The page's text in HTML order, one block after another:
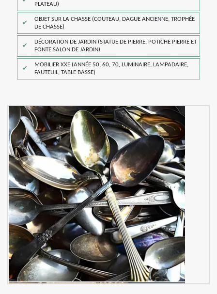
PLATEAU)
OBJET SUR LA CHASSE (COUTEAU, DAGUE ANCIENNE, TROPHÉE
DE CHASSE)
DÉCORATION DE JARDIN (STATUE DE PIERRE, POTICHE PIERRE ET
FONTE SALON DE JARDIN)
MOBILIER XXE (ANNÉE 50, 60, 70, LUMINAIRE, LAMPADAIRE,
FAUTEUIL, TABLE BASSE)